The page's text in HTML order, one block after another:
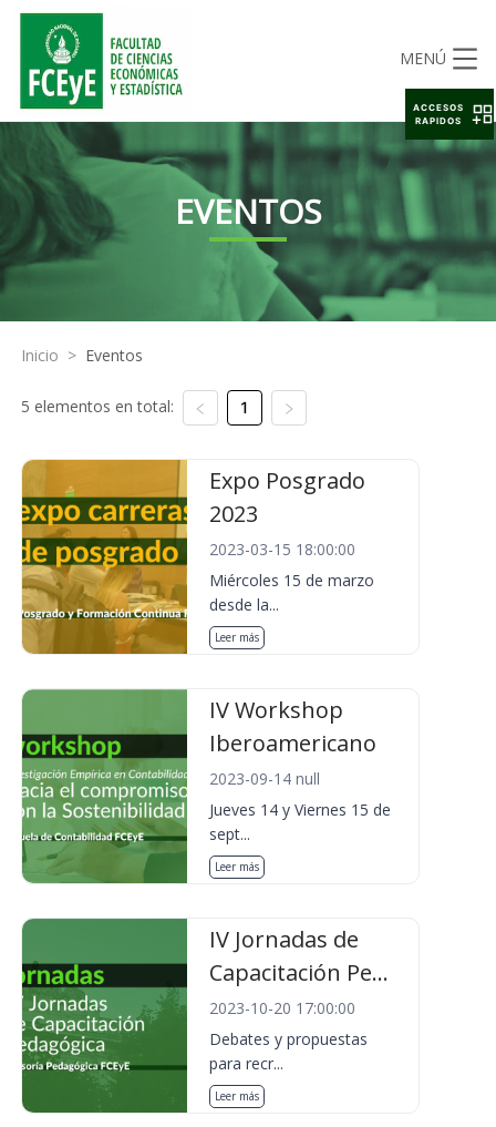
MENÚ
EVENTOS
Inicio > Eventos
5 elementos en total: 1
Expo Posgrado
2023
2023-03-15 18:00:00
Miércoles 15 de marzo
desde la...
Leer más
IV Workshop
Iberoamericano
2023-09-14 null
Jueves 14 y Viernes 15 de
sept...
Leer más
IV Jornadas de
Capacitación Pe...
2023-10-20 17:00:00
Debates y propuestas
para recr...
Leer más
ACCESOS
RAPIDOS